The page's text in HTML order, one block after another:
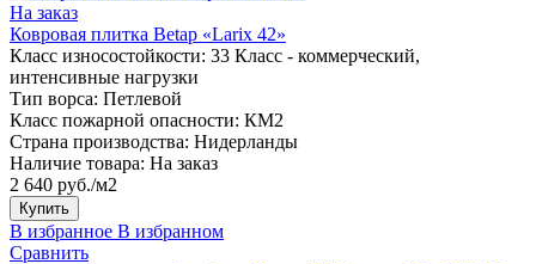
На заказ
Ковровая плитка Betap «Larix 42»
Класс износостойкости: 33 Класс - коммерческий,
интенсивные нагрузки
Тип ворса: Петлевой
Класс пожарной опасности: КМ2
Страна производства: Нидерланды
Наличие товара: На заказ
2 640 руб./м2
Купить
В избранное В избранном
Сравнить